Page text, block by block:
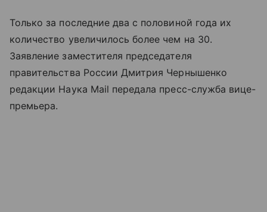
Только за последние два с половиной года их
количество увеличилось более чем на 30.
Заявление заместителя председателя
правительства России Дмитрия Чернышенко
редакции Наука Mail передала пресс-служба вице-
премьера.